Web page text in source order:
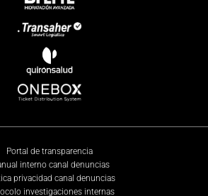
Portal de transparencia
interno canal denuncias
privacidad canal denuncias
investigaciones internas